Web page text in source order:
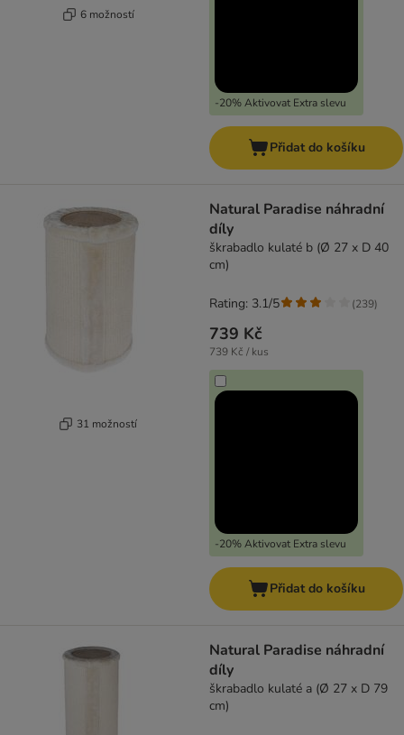
6 možností
-20% Aktivovat Extra slevu
Přidat do košíku
31 možností
Natural Paradise náhradní
díly
škrabadlo kulaté b (Ø 27 x D 40
cm)
739 Kč
739 Kč / kus
-20% Aktivovat Extra slevu
Rating: 3.1/5 (239)
Přidat do košíku
Natural Paradise náhradní
díly
škrabadlo kulaté a (Ø 27 x D 79
cm)